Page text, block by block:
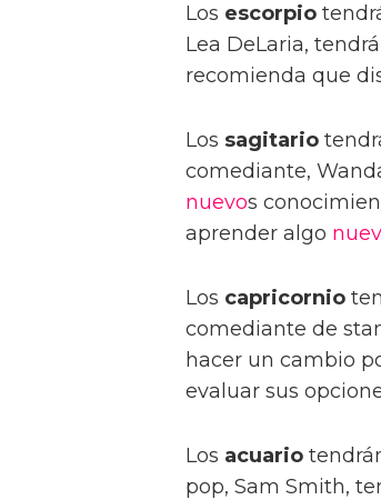
Los escorpio
Lea DeLaria,
recomienda que
Los sagitario
comediante,
nuevos
aprender algo
Los capricornio
comediante de
hacer un cambio
evaluar sus
Los acuario
pop, Sam Smith,